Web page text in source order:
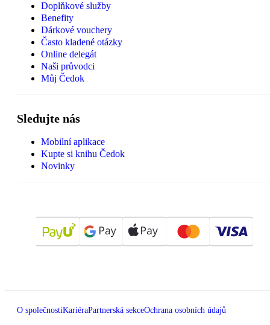
Doplňkové služby
Benefity
Dárkové vouchery
Často kladené otázky
Online delegát
Naši průvodci
Můj Čedok
Sledujte nás
Mobilní aplikace
Kupte si knihu Čedok
Novinky
O společnostiKariéraPartnerská sekceOchrana osobních údajů